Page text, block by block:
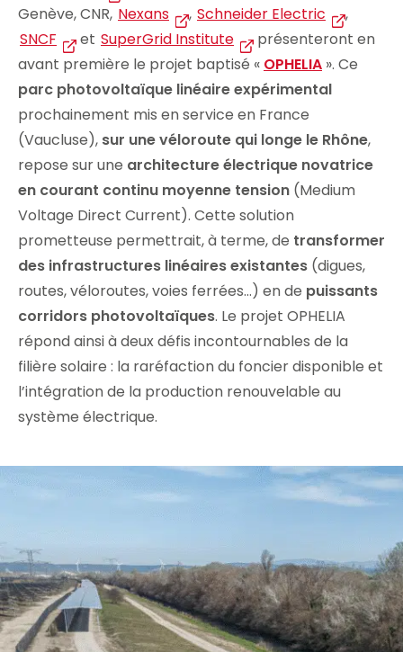
Genève, CNR, Nexans , Schneider Electric
,
SNCF
et SuperGrid Institute
présenteront en
avant première le projet baptisé « OPHELIA ». Ce
parc photovoltaïque linéaire expérimental
prochainement mis en service en France
(Vaucluse), sur une véloroute qui longe le Rhône,
repose sur une architecture électrique novatrice
en courant continu moyenne tension (Medium
Voltage Direct Current). Cette solution
prometteuse permettrait, à terme, de transformer
des infrastructures linéaires existantes (digues,
routes, véloroutes, voies ferrées…) en de puissants
corridors photovoltaïques. Le projet OPHELIA
répond ainsi à deux défis incontournables de la
filière solaire : la raréfaction du foncier disponible et
l’intégration de la production renouvelable au
système électrique.